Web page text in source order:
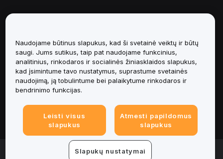
Paslaugos
Pagalba
Produktai
Teisinė informacija
© 2025-2026 Bybit.eu. Visos teisės saugomos.
Naudojame būtinus slapukus, kad ši svetainė veiktų ir būtų
saugi. Jums sutikus, taip pat naudojame funkcinius,
analitinius, rinkodaros ir socialinės žiniasklaidos slapukus,
kad įsimintume tavo nustatymus, suprastume svetainės
naudojimą, ją tobulintume bei palaikytume rinkodaros ir
bendrinimo funkcijas.
Leisti visus
slapukus
Atmesti papildomus
slapukus
Slapukų nustatymai